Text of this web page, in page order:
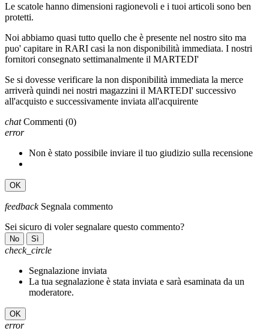
Le scatole hanno dimensioni ragionevoli e i tuoi articoli sono ben
protetti.
Noi abbiamo quasi tutto quello che è presente nel nostro sito ma
puo' capitare in RARI casi la non disponibilità immediata. I nostri
fornitori consegnato settimanalmente il MARTEDI'
Se si dovesse verificare la non disponibilità immediata la merce
arriverà quindi nei nostri magazzini il MARTEDI' successivo
all'acquisto e successivamente inviata all'acquirente
chat Commenti (0)
error
Non è stato possibile inviare il tuo giudizio sulla recensione
OK
feedback Segnala commento
Sei sicuro di voler segnalare questo commento?
No Sì
check_circle
Segnalazione inviata
La tua segnalazione è stata inviata e sarà esaminata da un
moderatore.
OK
error